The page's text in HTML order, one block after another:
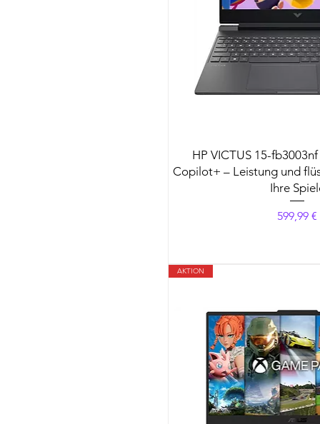
HP VICTUS 15-
Copilot+ – Leistung und
Ihre
Preis
599,99 €
AKTION